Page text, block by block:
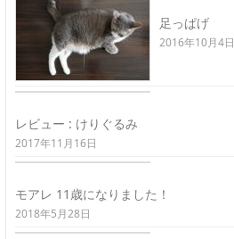
足っぱげ
2016年10月4日
レビュー : けりぐるみ
2017年11月16日
モアレ 11歳になりました！
2018年5月28日